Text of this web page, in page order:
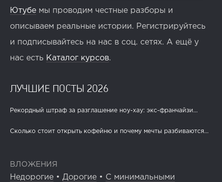
Ютубе мы проводим честные разборы и
описываем реальные истории. Регистрируйтесь
и подписывайтесь на нас в соц. сетях. А ещё у
нас есть Каталог курсов.
ЛУЧШИЕ ПОСТЫ 2026
Рекордный штраф за разглашение ноу-хау: экс-франчайзи...
Сколько стоит открыть кофейню и почему мечты разбиваются...
ВЛОЖЕНИЯ
Недорогие • Дорогие • С минимальными